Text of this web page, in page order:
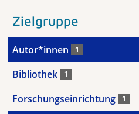
Zielgruppe
Autor*innen 1
Bibliothek 1
Forschungseinrichtung 1